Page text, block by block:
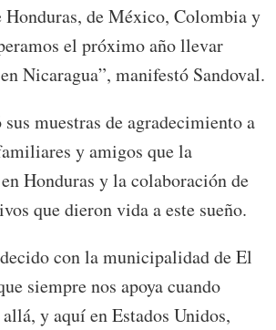
Honduras, de México, Colombia y
el próximo año llevar
Nicaragua”, manifestó Sandoval.
sus muestras de agradecimiento a
y amigos que la
Honduras y la colaboración de
que dieron vida a este sueño.
con la municipalidad de El
siempre nos apoya cuando
y aquí en Estados Unidos,